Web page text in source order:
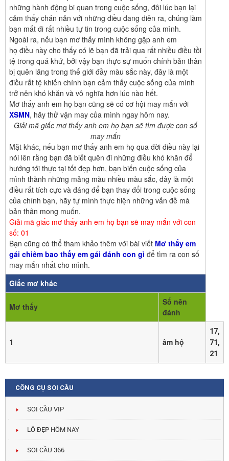
những hành động bi quan trong cuộc sống, đôi lúc bạn lại
cảm thấy chán nản với những điều đang diễn ra, chúng làm
bạn mất đi rất nhiều tự tin trong cuộc sống của mình.
Ngoài ra, nếu bạn mơ thấy mình không gặp anh em
họ điều này cho thấy có lẽ bạn đã trải qua rất nhiều điều tồi
tệ trong quá khứ, bởi vậy bạn thực sự muốn chính bản thân
bị quên lãng trong thế giới đầy màu sắc này, đây là một
điều rất tệ khiến chính bạn cảm thấy cuộc sống của mình
trở nên khó khăn và vô nghĩa hơn lúc nào hết.
Mơ thấy anh em họ bạn cũng sẽ có cơ hội may mắn với
XSMN, hãy thử vận may của mình ngay hôm nay.
Giải mã giấc mơ thấy anh em họ bạn sẽ tìm được con số
may mắn
Mặt khác, nếu bạn mơ thấy anh em họ qua đời điều này lại
nói lên rằng bạn đã biết quên đi những điều khó khăn để
hướng tới thực tại tốt đẹp hơn, bạn biến cuộc sống của
mình thành những mảng màu nhiều màu sắc, đây là một
điều rất tích cực và đáng để bạn thay đổi trong cuộc sống
của chính bạn, hãy tự mình thực hiện những vấn đề mà
bản thân mong muốn.
Giải mã giấc mơ thấy anh em họ bạn sẽ may mắn với con
số: 01
Bạn cũng có thể tham khảo thêm với bài viết Mơ thấy em
gái chiêm bao thấy em gái đánh con gì để tìm ra con số
may mắn nhất cho mình.
Giấc mơ khác
Mơ thấy
Số nên
đánh
1 âm hộ
17,
71,
21
CÔNG CỤ SOI CẦU
SOI CẦU VIP
LÔ ĐẸP HÔM NAY
SOI CẦU 366